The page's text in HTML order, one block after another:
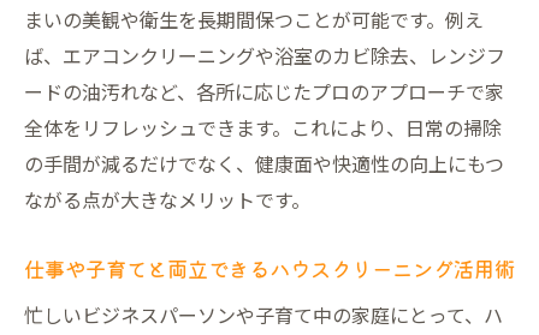
まいの美観や衛生を長期間保つことが可能です。例え
ば、エアコンクリーニングや浴室のカビ除去、レンジフ
ードの油汚れなど、各所に応じたプロのアプローチで家
全体をリフレッシュできます。これにより、日常の掃除
の手間が減るだけでなく、健康面や快適性の向上にもつ
ながる点が大きなメリットです。
仕事や子育てと両立できるハウスクリーニング活用術
忙しいビジネスパーソンや子育て中の家庭にとって、ハ